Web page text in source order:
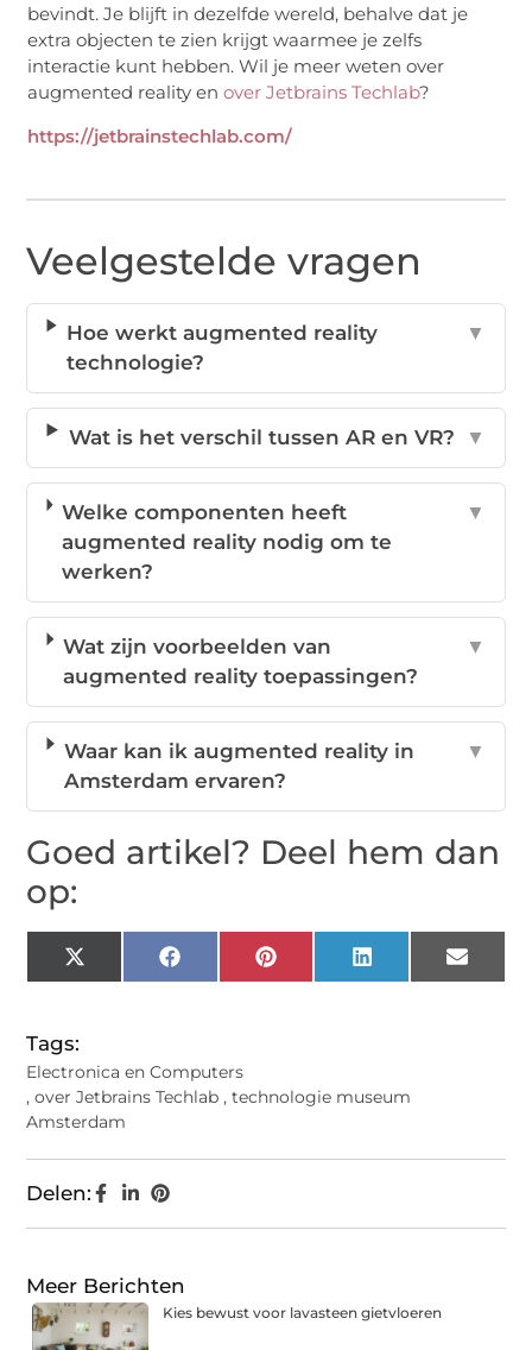
bevindt. Je blijft in dezelfde wereld, behalve dat je
extra objecten te zien krijgt waarmee je zelfs
interactie kunt hebben. Wil je meer weten over
augmented reality enover Jetbrains Techlab?
https://jetbrainstechlab.com/
Veelgestelde vragen
Hoe werkt augmented reality
technologie?
▼
Wat is het verschil tussen AR en VR? ▼
Welke componenten heeft
augmented reality nodig om te
werken?
▼
Wat zijn voorbeelden van
augmented reality toepassingen?
▼
Waar kan ik augmented reality in
Amsterdam ervaren?
▼
Goed artikel? Deel hem dan
op:
X
(Twitter)
FacebookPinterestLinkedIn Email
Tags:
Electronica en Computers
,over Jetbrains Techlab ,technologie museum
Amsterdam
Delen:
Meer Berichten
Kies bewust voor lavasteen gietvloeren